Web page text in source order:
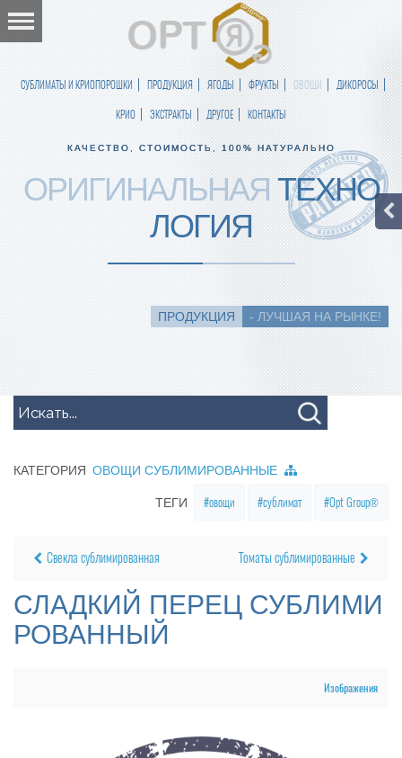
СУБЛИМАТЫ И КРИОПОРОШКИ ПРОДУКЦИЯ ЯГОДЫ ФРУКТЫ ОВОЩИ ДИКОРОСЫ
КРИО ЭКСТРАКТЫ ДРУГОЕ КОНТАКТЫ
КАЧЕСТВО, СТОИМОСТЬ, 100% НАТУРАЛЬНО
ОРИГИНАЛЬНАЯ ТЕХНО
ЛОГИЯ
ПРОДУКЦИЯ - ЛУЧШАЯ НА РЫНКЕ!
КАТЕГОРИЯ ОВОЩИ СУБЛИМИРОВАННЫЕ
ТЕГИ овощи сублимат Opt Group®
Свекла сублимированная Томаты сублимированные
СЛАДКИЙ ПЕРЕЦ СУБЛИМИ
РОВАННЫЙ
Изображения